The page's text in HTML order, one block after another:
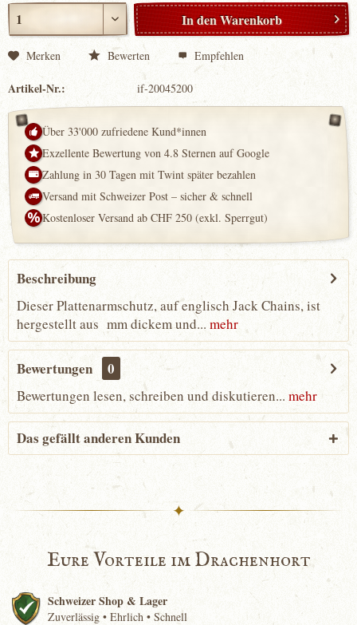
In denWarenkorb
Merken Bewerten Empfehlen
Artikel-Nr.: if-20045200
Über 33'000 zufriedene Kund*innen
Exzellente Bewertung von 4.8 Sternen auf Google
Zahlung in 30 Tagen mit Twint später bezahlen
Versand mit Schweizer Post – sicher & schnell
Kostenloser Versand ab CHF 250 (exkl. Sperrgut)
Beschreibung
Dieser Plattenarmschutz, auf englisch Jack Chains, ist
hergestellt aus mm dickem und... mehr
Bewertungen 0
Bewertungen lesen, schreiben und diskutieren... mehr
Das gefällt anderen Kunden
✦
Eure Vorteile im Drachenhort
Schweizer Shop & Lager
Zuverlässig • Ehrlich • Schnell